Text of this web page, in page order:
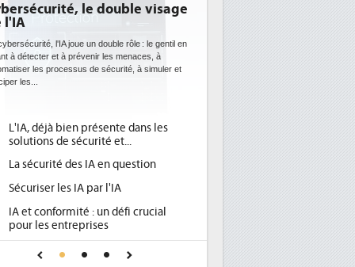
le double visage
l'IA
l'IA joue un double rôle : le gentil en
à détecter et à prévenir les menaces, à
les processus de sécurité, à simuler et
les...
L'IA, déjà bien présente dans les
solutions de sécurité et...
La sécurité des IA en question
Sécuriser les IA par l'IA
IA et conformité : un défi crucial
pour les entreprises
Une IA de confiance pour une IA
plus sûre ?